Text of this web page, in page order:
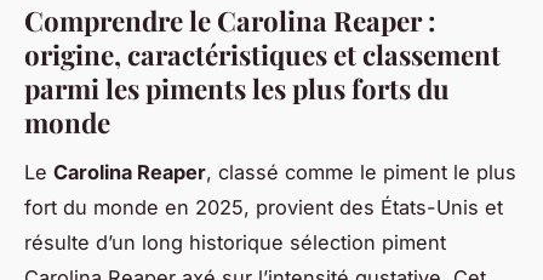
Comprendre le Carolina Reaper :
origine, caractéristiques et classement
parmi les piments les plus forts du
monde
Le Carolina Reaper, classé comme le piment le plus
fort du monde en 2025, provient des États-Unis et
résulte d’un long historique sélection piment